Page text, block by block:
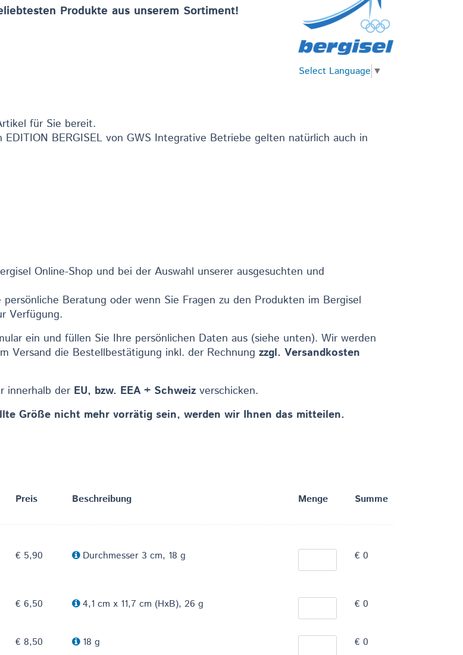
Produkte aus unserem Sortiment!
Select Language ▼
für Sie bereit.
BERGISEL von GWS Integrative Betriebe gelten natürlich auch in
Online-Shop und bei der Auswahl unserer ausgesuchten und
Beratung oder wenn Sie Fragen zu den Produkten im Bergisel
Verfügung.
ein und füllen Sie Ihre persönlichen Daten aus (siehe unten). Wir werden
Versand die Bestellbestätigung inkl. der Rechnung zzgl. Versandkosten
innerhalb der EU, bzw. EEA + Schweiz verschicken.
Größe nicht mehr vorrätig sein, werden wir Ihnen das mitteilen.
Preis Beschreibung Menge Summe
€ 5,90 Durchmesser 3 cm, 18 g € 0
€ 6,50 4,1 cm x 11,7 cm (HxB), 26 g € 0
€ 8,50 18 g € 0